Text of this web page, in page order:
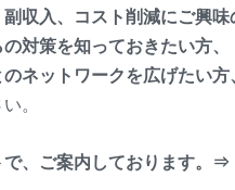
収入、コスト削減にご興味
対策を知っておきたい方、
ネットワークを広げたい方
。
で、ご案内しております。